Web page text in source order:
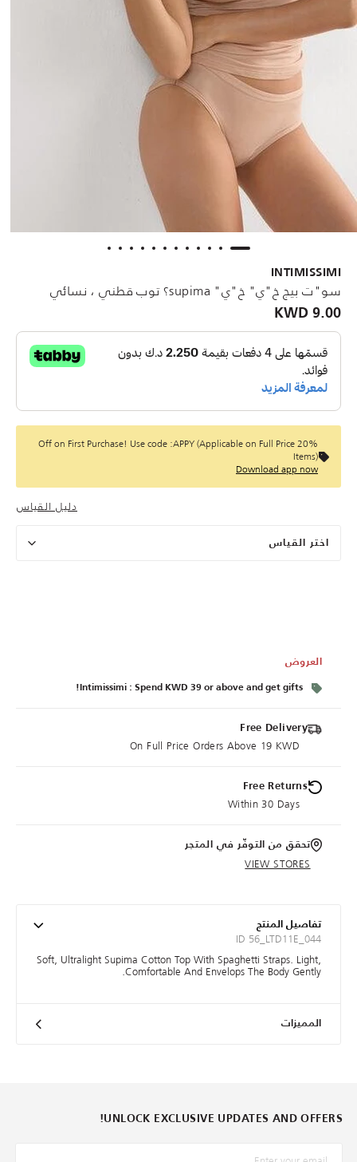
INTIMISSIMI
سو"ت بيج خ"ي" خ"ي" supima؟ توب قطني ، نسائي
9.00 KWD
20% Off on First Purchase! Use code :APPY (Applicable on Full Price
Items)
Download app now
دليل القياس
اختر القياس
العروض
Intimissimi : Spend KWD 39 or above and get gifts!
Free Delivery
On Full Price Orders Above 19 KWD
Free Returns
Within 30 Days
تحقق من التوفّر في المتجر
VIEW STORES
تفاصيل المنتج
ID 56_LTD11E_044
Soft, Ultralight Supima Cotton Top With Spaghetti Straps. Light,
Comfortable And Envelops The Body Gently.
المميزات
UNLOCK EXCLUSIVE UPDATES AND OFFERS!
*البريد الإلكترونيّ